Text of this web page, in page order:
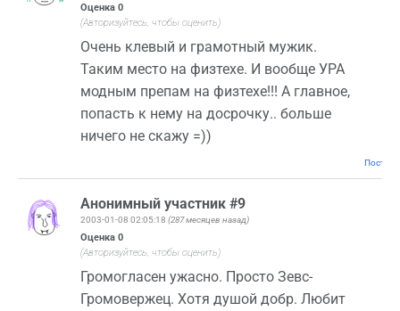
Оценка 0
(Авторизуйтесь, чтобы оценить)
Очень клевый и грамотный мужик.
Таким место на физтехе. И вообще УРА
модным препам на физтехе!!! А главное,
попасть к нему на досрочку.. больше
ничего не скажу =))
Анонимный участник #9
2003-01-08 02:05:18 (287 месяцев назад)
Оценка 0
(Авторизуйтесь, чтобы оценить)
Громогласен ужасно. Просто Зевс-
Громовержец. Хотя душой добр. Любит